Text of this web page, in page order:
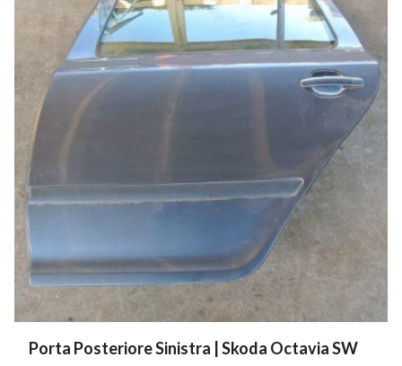
Porta Posteriore Sinistra | Skoda Octavia SW